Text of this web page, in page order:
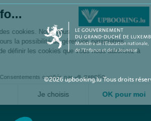
©2026 upbooking.lu Tous droits